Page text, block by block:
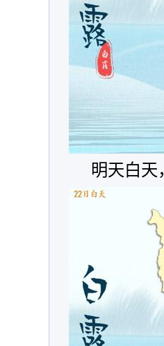
明天白天